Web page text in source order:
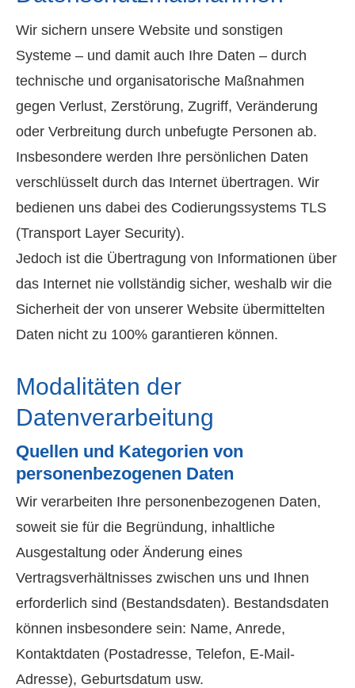
Wir sichern unsere Website und sonstigen
Systeme – und damit auch Ihre Daten – durch
technische und organisatorische Maßnahmen
gegen Verlust, Zerstörung, Zugriff, Veränderung
oder Verbreitung durch unbefugte Per­sonen ab.
Insbesondere werden Ihre persönlichen Daten
verschlüsselt durch das Internet übertragen. Wir
bedienen uns dabei des Codierungssystems TLS
(Transport Layer Security).
Jedoch ist die Übertragung von Informationen über
das Internet nie vollständig sicher, weshalb wir die
Sicherheit der von unserer Website übermittelten
Daten nicht zu 100% garantieren können.
Modalitäten der
Datenverarbeitung
Quellen und Kategorien von
personenbezogenen Daten
Wir verarbeiten Ihre personenbezogenen Daten,
soweit sie für die Begründung, inhaltliche
Ausgestaltung oder Änderung eines
Vertragsverhältnisses zwischen uns und Ihnen
erforderlich sind (Bestandsdaten). Bestandsdaten
können insbesondere sein: Name, Anrede,
Kontaktdaten (Postadresse, Telefon, E-Mail-
Adresse), Geburts­datum usw.